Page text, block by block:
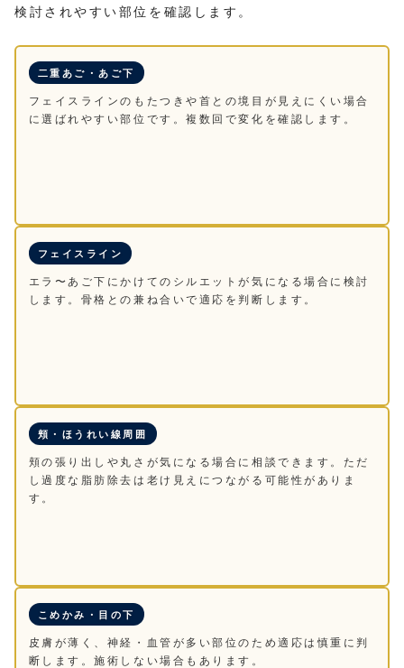
検討されやすい部位を確認します。
二重あご・あご下
フェイスラインのもたつきや首との境目が見えにくい場合
に選ばれやすい部位です。複数回で変化を確認します。
フェイスライン
エラ〜あご下にかけてのシルエットが気になる場合に検討
します。骨格との兼ね合いで適応を判断します。
頬・ほうれい線周囲
頬の張り出しや丸さが気になる場合に相談できます。ただ
し過度な脂肪除去は老け見えにつながる可能性がありま
す。
こめかみ・目の下
皮膚が薄く、神経・血管が多い部位のため適応は慎重に判
断します。施術しない場合もあります。